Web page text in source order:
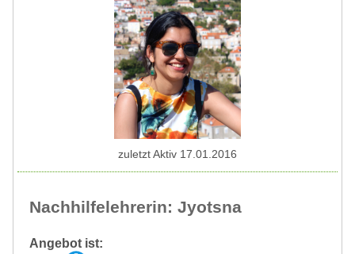
Nachhilfelehrerin: Jyotsna
Angebot ist:
zuletzt Aktiv 17.01.2016